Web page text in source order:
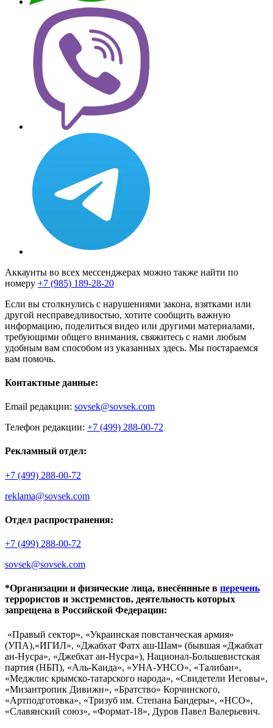
Аккаунты во всех мессенджерах можно также найти по
номеру +7 (985) 189-28-20
Если вы столкнулись с нарушениями закона, взятками или
другой несправедливостью, хотите сообщить важную
информацию, поделиться видео или другими материалами,
требующими общего внимания, свяжитесь с нами любым
удобным вам способом из указанных здесь. Мы постараемся
вам помочь.
Контактные данные:
Email редакции: sovsek@sovsek.com
Телефон редакции: +7 (499) 288-00-72
Рекламный отдел:
+7 (499) 288-00-72
reklama@sovsek.com
Отдел распространения:
+7 (499) 288-00-72
sovsek@sovsek.com
*Организации и физические лица, внесённные в перечень
террористов и экстремистов, деятельность которых
запрещена в Российской Федерации:
«Правый сектор», «Украинская повстанческая армия»
(УПА),«ИГИЛ», «Джабхат Фатх аш-Шам» (бывшая «Джабхат
ан-Нусра», «Джебхат ан-Нусра»), Национал-Большевистская
партия (НБП), «Аль-Каида», «УНА-УНСО», «Талибан»,
«Меджлис крымско-татарского народа», «Свидетели Иеговы»,
«Мизантропик Дивижн», «Братство» Корчинского,
«Артподготовка», «Тризуб им. Степана Бандеры», «НСО»,
«Славянский союз», «Формат-18», Дуров Павел Валерьевич.